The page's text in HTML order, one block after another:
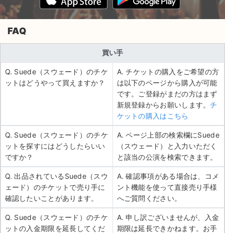
FAQ
買い手
Q. Suede（スウェード）のチケ
ットはどうやって買えますか？
A. チケットの購入をご希望の方
は以下のページから購入が可能
です。ご登録がまだの方はまず
新規登録からお願いします。チ
ケットの購入はこちら
Q. Suede（スウェード）のチケ
ットを探すにはどうしたらいい
ですか？
A. ページ上部の検索欄にSuede
（スウェード）と入力いただく
と該当の公演を検索できます。
Q. 出品されているSuede（スウ
ェード）のチケットで売り手に
確認したいことがあります。
A. 確認事項がある場合は、コメ
ント機能を使って直接売り手様
へご質問ください。
Q. Suede（スウェード）のチケ
ットの入金期限を延長してくだ
A. 申し訳ございませんが、入金
期限は延長できかねます。お手